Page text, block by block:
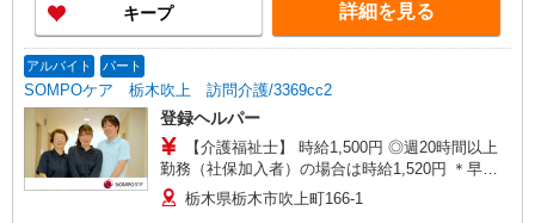
キープ 詳細を見る
アルバイト パート
SOMPOケア 栃木吹上 訪問介護/3369cc2
登録ヘルパー
【介護福祉士】 時給1,500円 ◎週20時間以上
勤務（社保加入者）の場合は時給1,520円 ＊早朝
夜間（〜8:00、18:00〜）：時給1,875円〜 ＊日曜
祝日：時給1,800円〜 【実務者研修・初任者研修
栃木県栃木市吹上町166-1